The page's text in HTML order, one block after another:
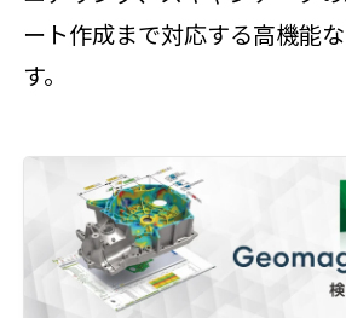
ート作成まで対応する高機能
す。